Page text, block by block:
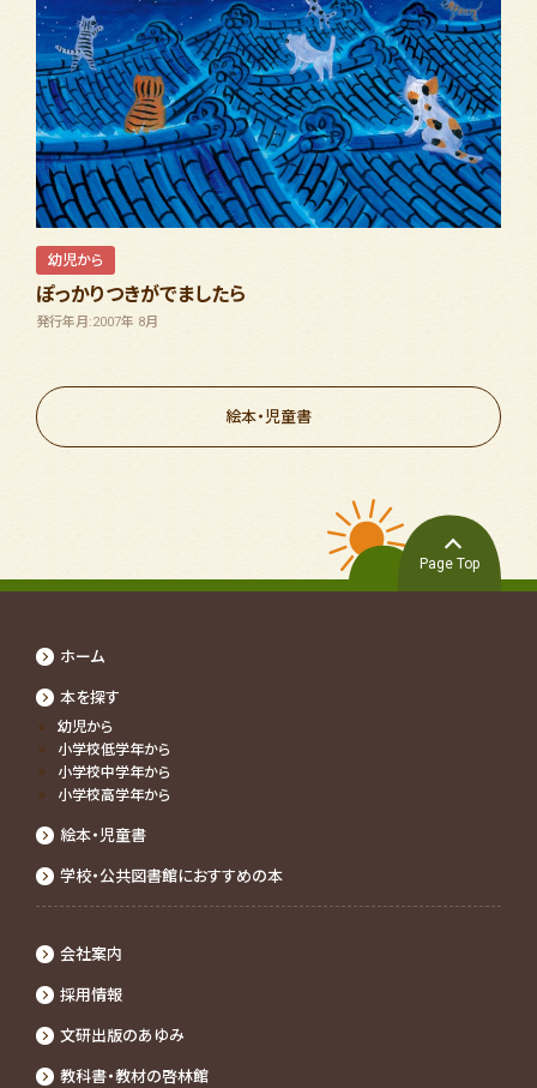
幼児から
ぽっかりつきがでましたら
発行年月:2007年 8月
絵本・児童書
Page Top
ホーム
本を探す
幼児から
⼩学校低学年から
⼩学校中学年から
⼩学校⾼学年から
絵本・児童書
学校・公共図書館におすすめの本
会社案内
採⽤情報
文研出版のあゆみ
教科書・教材の啓林館